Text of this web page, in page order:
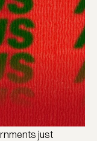
just